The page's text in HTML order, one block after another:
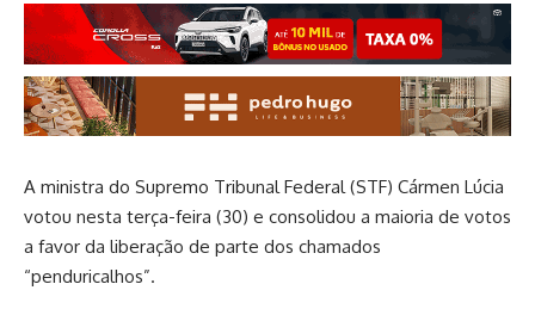
A ministra do Supremo Tribunal Federal (STF) Cármen Lúcia
votou nesta terça-feira (30) e consolidou a maioria de votos
a favor da liberação de parte dos chamados
“penduricalhos”.